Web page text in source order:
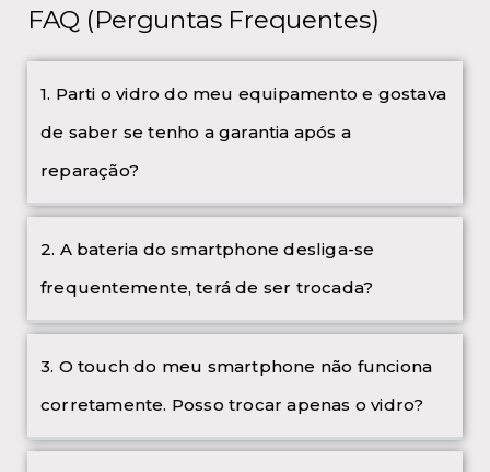
FAQ (Perguntas Frequentes)
1. Parti o vidro do meu equipamento e gostava
de saber se tenho a garantia após a
reparação?
2. A bateria do smartphone desliga-se
frequentemente, terá de ser trocada?
3. O touch do meu smartphone não funciona
corretamente. Posso trocar apenas o vidro?